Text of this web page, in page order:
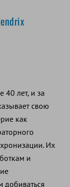
лет, и за
свою
как
Их
и